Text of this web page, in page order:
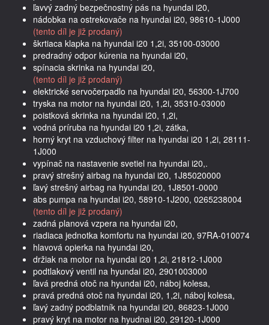
ľavvý zadný bezpečnostný pás na hyundai i20,
nádobka na ostrekovače na hyundai i20, 98610-1J000
(tento díl je již prodaný)
škrtiaca klapka na hyundai i20 1,2i, 35100-03000
predradný odpor kúrenia na hyundai i20,
spínacia skrinka na hyundai i20,
(tento díl je již prodaný)
elektrické servočerpadlo na hyundai i20, 56300-1J700
tryska na motor na hyundai i20, 1,2i, 35310-03000
poistková skrinka na hyundai i20, 1,2i,
vodná príruba na hyundai i20 1,2i, zátka,
horný kryt na vzduchový filter na hyundai i20 1,2i, 28111-
1J000
vypínač na nastavenie svetiel na hyundai i20,.
pravý strešný airbag na hyundai i20, 1J85020000
ľavý strešný airbag na hyundai i20, 1J8501-0000
abs pumpa na hyundai i20, 58910-1J200, 0265238004
(tento díl je již prodaný)
zadná planová vzpera na hyundai i20,
riadiaca jednotka komfortu na hyundai i20, 97RA-010074
hlavová opierka na hyundai i20,
držiak na motor na hyundai i20 1,2i, 21812-1J000
podtlakový ventil na hyundai i20, 2901003000
ľavá predná otoč na hyundai i20, náboj kolesa,
pravá predná otoč na hyundai i20, 1,2i, náboj kolesa,
ľavý zadný podblatník na hyundai i20, 86823-1J000
pravý kryt na motor na hyudnai i20, 29120-1J000